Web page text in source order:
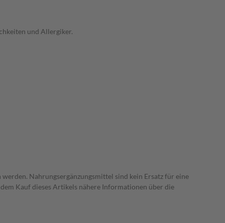
und Allergiker.
Nahrungsergänzungsmittel sind kein Ersatz für eine
Kauf dieses Artikels nähere Informationen über die